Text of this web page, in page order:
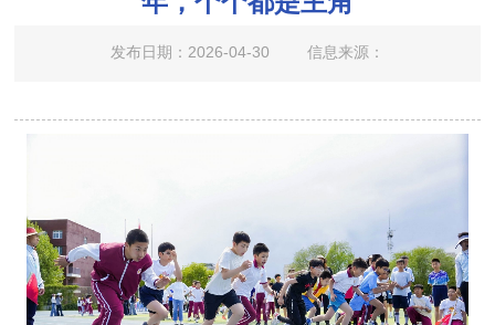
发布日期：2026-04-30 信息来源：